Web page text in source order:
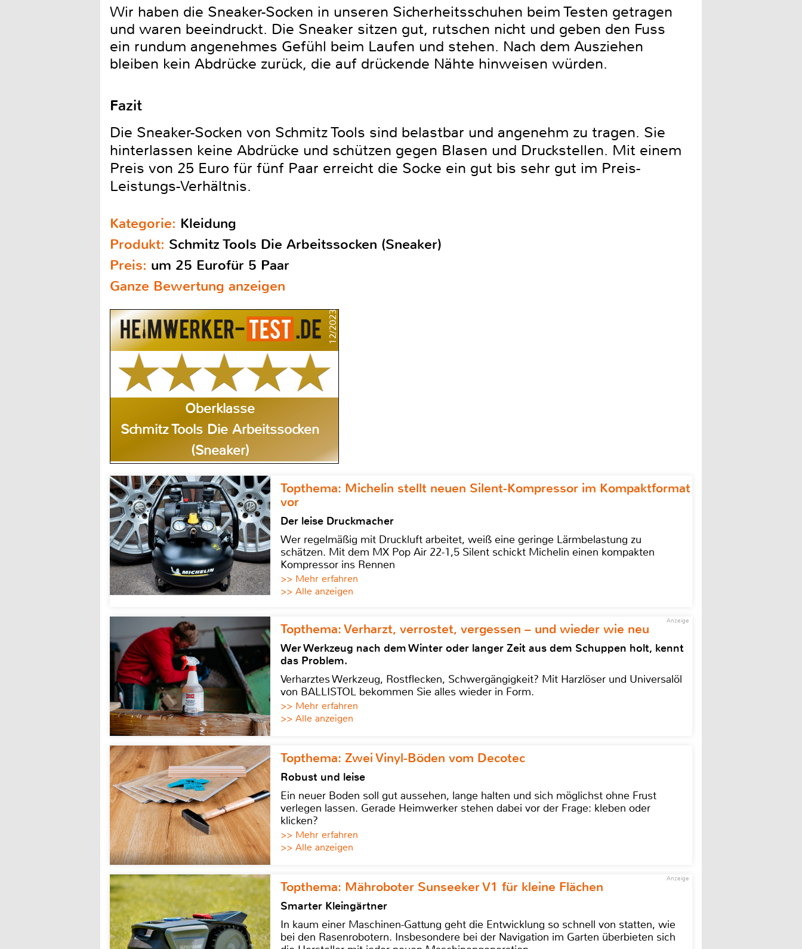
Wir haben die Sneaker-Socken in unseren Sicherheitsschuhen beim Testen getragen
und waren beeindruckt. Die Sneaker sitzen gut, rutschen nicht und geben den Fuss
ein rundum angenehmes Gefühl beim Laufen und stehen. Nach dem Ausziehen
bleiben kein Abdrücke zurück, die auf drückende Nähte hinweisen würden.
Fazit
Die Sneaker-Socken von Schmitz Tools sind belastbar und angenehm zu tragen. Sie
hinterlassen keine Abdrücke und schützen gegen Blasen und Druckstellen. Mit einem
Preis von 25 Euro für fünf Paar erreicht die Socke ein gut bis sehr gut im Preis-
Leistungs-Verhältnis.
Kategorie: Kleidung
Produkt: Schmitz Tools Die Arbeitssocken (Sneaker)
Preis: um 25 Eurofür 5 Paar
Ganze Bewertung anzeigen
12/2023
Oberklasse
Schmitz Tools Die Arbeitssocken
(Sneaker)
Topthema: Michelin stellt neuen Silent-Kompressor im Kompaktformat
vor
Der leise Druckmacher
Wer regelmäßig mit Druckluft arbeitet, weiß eine geringe Lärmbelastung zu
schätzen. Mit dem MX Pop Air 22-1,5 Silent schickt Michelin einen kompakten
Kompressor ins Rennen
>> Mehr erfahren
>> Alle anzeigen
Anzeige
Topthema: Verharzt, verrostet, vergessen – und wieder wie neu
Wer Werkzeug nach dem Winter oder langer Zeit aus dem Schuppen holt, kennt
das Problem.
Verharztes Werkzeug, Rostflecken, Schwergängigkeit? Mit Harzlöser und Universalöl
von BALLISTOL bekommen Sie alles wieder in Form.
>> Mehr erfahren
>> Alle anzeigen
Topthema: Zwei Vinyl-Böden vom Decotec
Robust und leise
Ein neuer Boden soll gut aussehen, lange halten und sich möglichst ohne Frust
verlegen lassen. Gerade Heimwerker stehen dabei vor der Frage: kleben oder
klicken?
>> Mehr erfahren
>> Alle anzeigen
Anzeige
Topthema: Mähroboter Sunseeker V1 für kleine Flächen
Smarter Kleingärtner
In kaum einer Maschinen-Gattung geht die Entwicklung so schnell von statten, wie
bei den Rasenrobotern. Insbesondere bei der Navigation im Garten überbieten sich